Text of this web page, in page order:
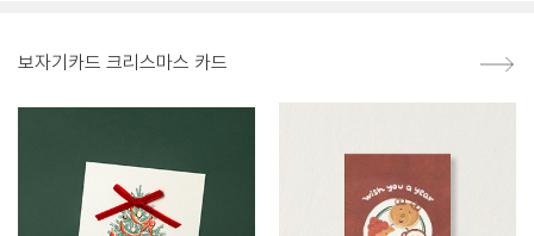
보자기카드 크리스마스 카드